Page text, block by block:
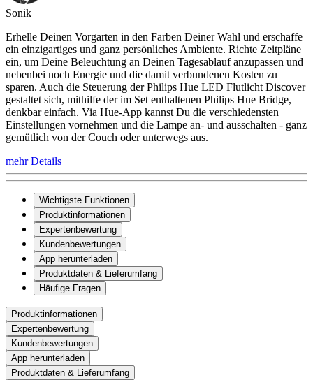
Sonik
Erhelle Deinen Vorgarten in den Farben Deiner Wahl und erschaffe
ein einzigartiges und ganz persönliches Ambiente. Richte Zeitpläne
ein, um Deine Beleuchtung an Deinen Tagesablauf anzupassen und
nebenbei noch Energie und die damit verbundenen Kosten zu
sparen. Auch die Steuerung der Philips Hue LED Flutlicht Discover
gestaltet sich, mithilfe der im Set enthaltenen Philips Hue Bridge,
denkbar einfach. Via Hue-App kannst Du die verschiedensten
Einstellungen vornehmen und die Lampe an- und ausschalten - ganz
gemütlich von der Couch oder unterwegs aus.
mehr Details
Wichtigste Funktionen
Produktinformationen
Expertenbewertung
Kundenbewertungen
App herunterladen
Produktdaten & Lieferumfang
Häufige Fragen
Produktinformationen
Expertenbewertung
Kundenbewertungen
App herunterladen
Produktdaten & Lieferumfang